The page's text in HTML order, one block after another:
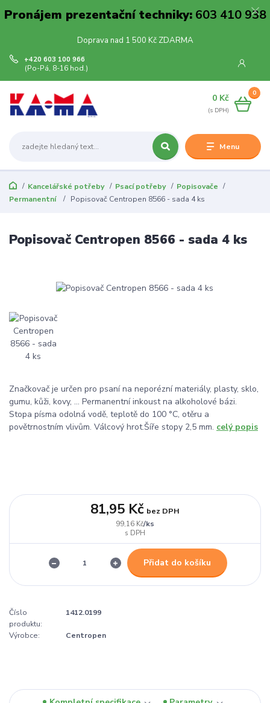
Pronájem prezentační techniky:603 410 938
Doprava nad 1 500 Kč ZDARMA
Menu
+420 603 100 966
(Po-Pá, 8-16 hod.)
0
0 Kč
Kancelářské potřeby Psací potřeby
Popisovače
Permanentní
Popisovač Centropen 8566 - sada 4 ks
Popisovač Centropen 8566 - sada 4 ks
Značkovač je určen pro psaní na neporézní materiály, plasty, sklo,
gumu, kůži, kovy, ... Permanentní inkoust na alkoholové bázi.
Stopa písma odolná vodě, teplotě do 100 °C, otěru a
povětrnostním vlivům. Válcový hrot.Šíře stopy 2,5 mm. celý popis
99,16 Kč/ks
81,95 Kč bez DPH
Přidat do košíku
Číslo
produktu:
1412.0199
Výrobce: Centropen